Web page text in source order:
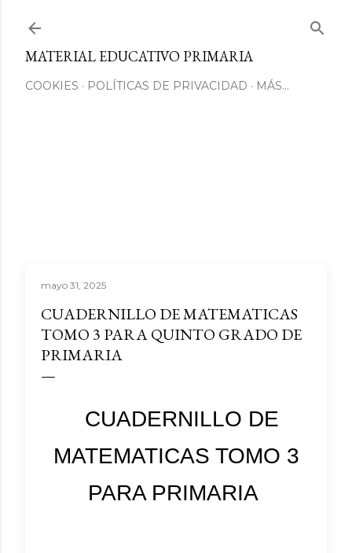
MATERIAL EDUCATIVO PRIMARIA
COOKIES POLÍTICAS DE PRIVACIDAD MÁS…
mayo 31, 2025
CUADERNILLO DE MATEMATICAS
TOMO 3 PARA QUINTO GRADO DE
PRIMARIA
CUADERNILLO DE
MATEMATICAS TOMO 3
PARA PRIMARIA